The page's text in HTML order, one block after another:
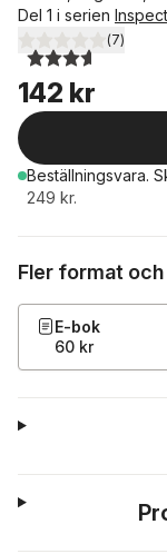
Del 1 i serien
3,6utav 5 stjärnor.
(7)
142 kr
Beställningsvara.
249 kr.
Fler format
E-bok
60 kr